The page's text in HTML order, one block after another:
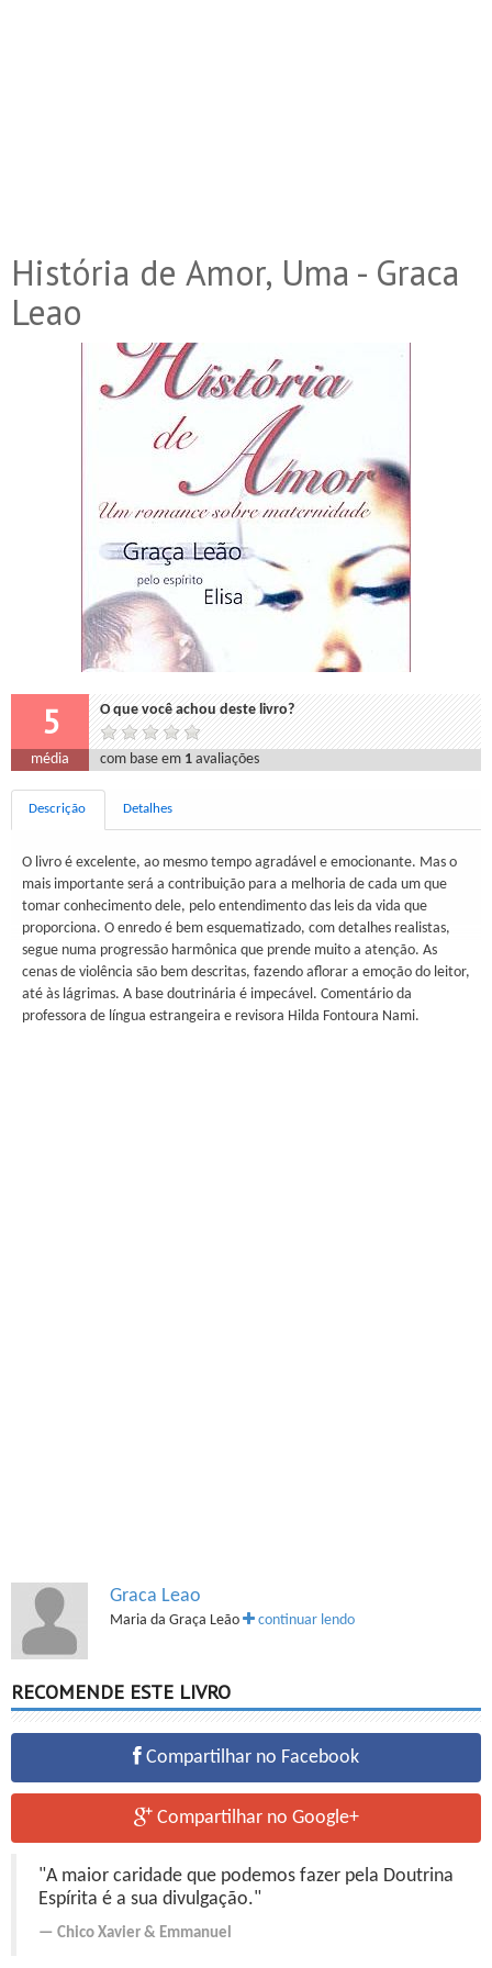
História de Amor, Uma - Graca
Leao
5 O que você achou deste livro?
média com base em 1 avaliações
Descrição Detalhes
O livro é excelente, ao mesmo tempo agradável e emocionante. Mas o
mais importante será a contribuição para a melhoria de cada um que
tomar conhecimento dele, pelo entendimento das leis da vida que
proporciona. O enredo é bem esquematizado, com detalhes realistas,
segue numa progressão harmônica que prende muito a atenção. As
cenas de violência são bem descritas, fazendo aflorar a emoção do leitor,
até às lágrimas. A base doutrinária é impecável. Comentário da
professora de língua estrangeira e revisora Hilda Fontoura Nami.
Graca Leao
Maria da Graça Leão continuar lendo
RECOMENDE ESTE LIVRO
Compartilhar no Facebook
Compartilhar no Google+
"A maior caridade que podemos fazer pela Doutrina
Espírita é a sua divulgação."
Chico Xavier & Emmanuel